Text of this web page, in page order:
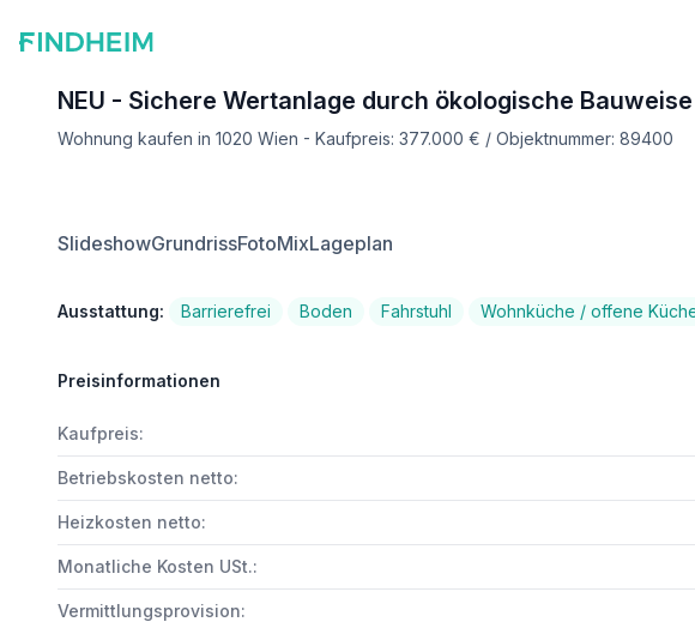
NEU - Sichere Wertanlage durch ökologische Bauweise
Wohnung kaufen in 1020 Wien - Kaufpreis: 377.000 € / Objektnummer: 89400
SlideshowGrundrissFotoMixLageplan
Ausstattung: Barrierefrei Boden Fahrstuhl Wohnküche / offene
Preisinformationen
Kaufpreis:
Betriebskosten netto:
Heizkosten netto:
Monatliche Kosten USt.:
Vermittlungsprovision: